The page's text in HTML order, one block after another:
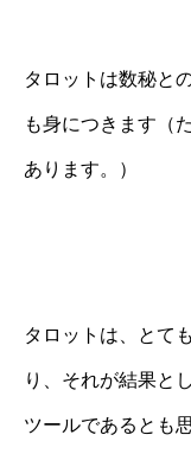
タロットは数秘と
も身につきます（
あります。）
タロットは、とて
り、それが結果と
ツールであるとも